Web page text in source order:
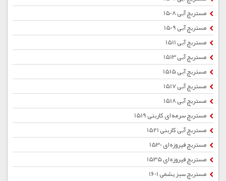
مستربچ آبی 1508
مستربچ آبی 1509
مستربچ آبی 1511
مستربچ آبی 1513
مستربچ آبی 1515
مستربچ آبی 1517
مستربچ آبی 1518
مستربچ سرمه ای کاربنی 1519
مستربچ آبی کاربنی 1521
مستربچ فیروزه ای 1530
مستربچ فیروزه ای 1535
مستربچ سبز یشمی 1601